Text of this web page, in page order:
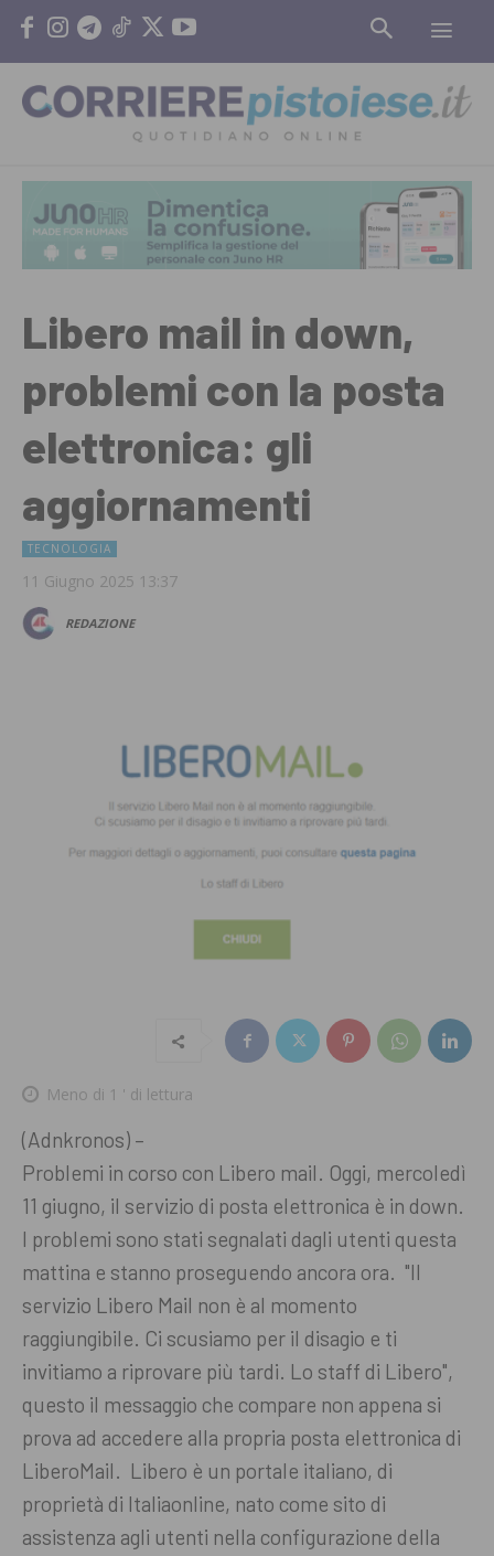
Libero mail in down,
problemi con la posta
elettronica: gli
aggiornamenti
TECNOLOGIA
11 Giugno 2025 13:37
REDAZIONE
Meno di 1 ' di lettura
(Adnkronos) –
Problemi in corso con Libero mail. Oggi, mercoledì
11 giugno, il servizio di posta elettronica è in down.
I problemi sono stati segnalati dagli utenti questa
mattina e stanno proseguendo ancora ora. "Il
servizio Libero Mail non è al momento
raggiungibile. Ci scusiamo per il disagio e ti
invitiamo a riprovare più tardi. Lo staff di Libero",
questo il messaggio che compare non appena si
prova ad accedere alla propria posta elettronica di
LiberoMail. Libero è un portale italiano, di
proprietà di Italiaonline, nato come sito di
assistenza agli utenti nella configurazione della